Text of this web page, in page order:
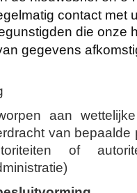
contact met
die onze
gegevens
aan
van
of